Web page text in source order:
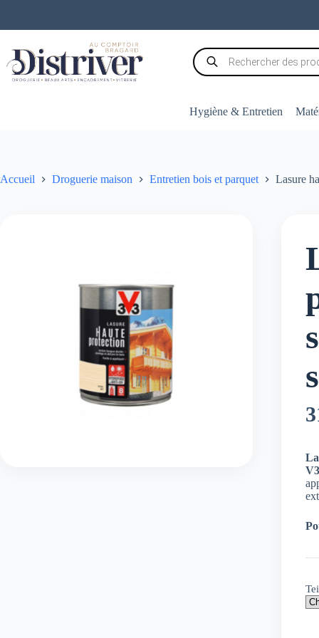
contenu
Recherche
de
produits
Hygiène & Entretien
Accueil Droguerie maison Entretien bois et parquet Lasure